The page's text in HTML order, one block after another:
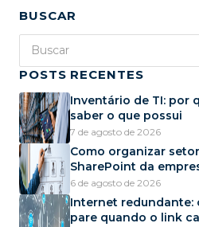
BUSCAR
POSTS RECENTES
Inventário de TI: por
saber o que possui
7 de agosto de 2026
Como organizar
SharePoint da
6 de agosto de 2026
Internet redundante:
pare quando o link